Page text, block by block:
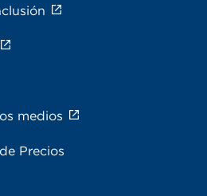
medios
Precios